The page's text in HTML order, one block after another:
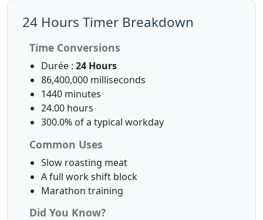
24 Hours Timer Breakdown
Time Conversions
Durée : 24 Hours
86,400,000 milliseconds
1440 minutes
24.00 hours
300.0% of a typical workday
Common Uses
Slow roasting meat
A full work shift block
Marathon training
Did You Know?